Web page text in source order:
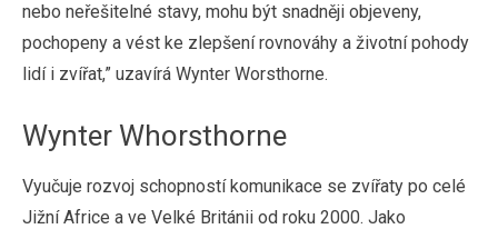
nebo neřešitelné stavy, mohu být snadněji objeveny,
pochopeny a vést ke zlepšení rovnováhy a životní pohody
lidí i zvířat,” uzavírá Wynter Worsthorne.
Wynter Whorsthorne
Vyučuje rozvoj schopností komunikace se zvířaty po celé
Jižní Africe a ve Velké Británii od roku 2000. Jako